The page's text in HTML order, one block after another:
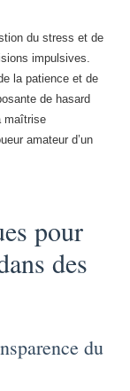
du stress et de
impulsives.
la patience et de
de hasard
maîtrise
amateur d’un
pour
des
du